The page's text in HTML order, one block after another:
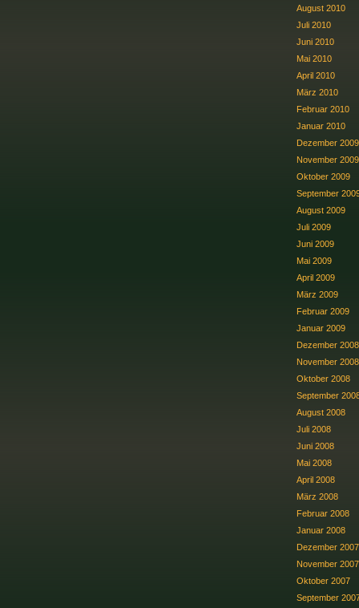
August 2010
Juli 2010
Juni 2010
Mai 2010
April 2010
März 2010
Februar 2010
Januar 2010
Dezember 2009
November 2009
Oktober 2009
September
August 2009
Juli 2009
Juni 2009
Mai 2009
April 2009
März 2009
Februar 2009
Januar 2009
Dezember 2008
November 2008
Oktober 2008
September
August 2008
Juli 2008
Juni 2008
Mai 2008
April 2008
März 2008
Februar 2008
Januar 2008
Dezember 2007
November 2007
Oktober 2007
September